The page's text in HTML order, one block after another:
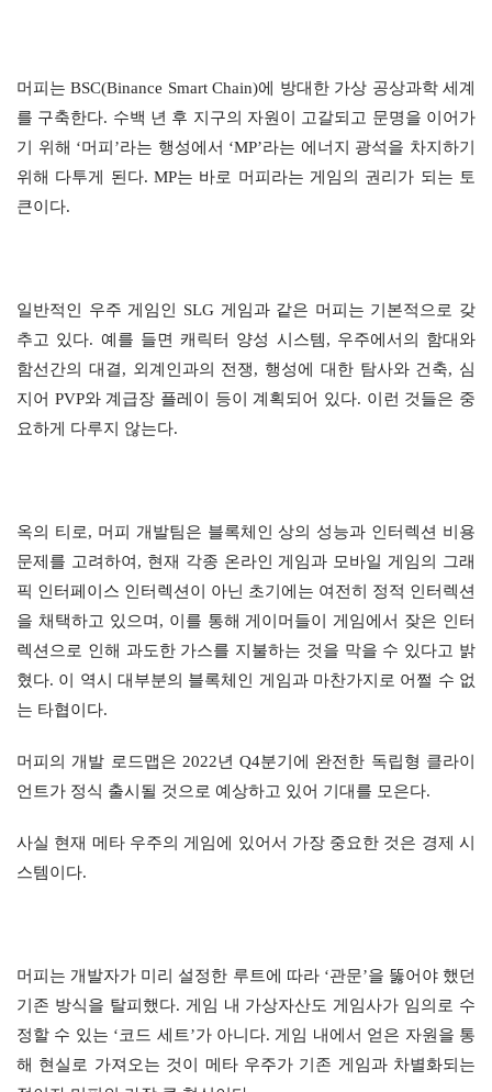
머피는 BSC(Binance Smart Chain)에 방대한 가상 공상과학 세계
를 구축한다. 수백 년 후 지구의 자원이 고갈되고 문명을 이어가
기 위해 ‘머피’라는 행성에서 ‘MP’라는 에너지 광석을 차지하기
위해 다투게 된다. MP는 바로 머피라는 게임의 권리가 되는 토
큰이다.
일반적인 우주 게임인 SLG 게임과 같은 머피는 기본적으로 갖
추고 있다. 예를 들면 캐릭터 양성 시스템, 우주에서의 함대와
함선간의 대결, 외계인과의 전쟁, 행성에 대한 탐사와 건축, 심
지어 PVP와 계급장 플레이 등이 계획되어 있다. 이런 것들은 중
요하게 다루지 않는다.
옥의 티로, 머피 개발팀은 블록체인 상의 성능과 인터렉션 비용
문제를 고려하여, 현재 각종 온라인 게임과 모바일 게임의 그래
픽 인터페이스 인터렉션이 아닌 초기에는 여전히 정적 인터렉션
을 채택하고 있으며, 이를 통해 게이머들이 게임에서 잦은 인터
렉션으로 인해 과도한 가스를 지불하는 것을 막을 수 있다고 밝
혔다. 이 역시 대부분의 블록체인 게임과 마찬가지로 어쩔 수 없
는 타협이다.
머피의 개발 로드맵은 2022년 Q4분기에 완전한 독립형 클라이
언트가 정식 출시될 것으로 예상하고 있어 기대를 모은다.
사실 현재 메타 우주의 게임에 있어서 가장 중요한 것은 경제 시
스템이다.
머피는 개발자가 미리 설정한 루트에 따라 ‘관문’을 뚫어야 했던
기존 방식을 탈피했다. 게임 내 가상자산도 게임사가 임의로 수
정할 수 있는 ‘코드 세트’가 아니다. 게임 내에서 얻은 자원을 통
해 현실로 가져오는 것이 메타 우주가 기존 게임과 차별화되는